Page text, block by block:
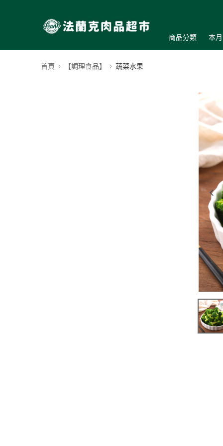
商品分類 本
首頁 【調理食品】 蔬菜水果